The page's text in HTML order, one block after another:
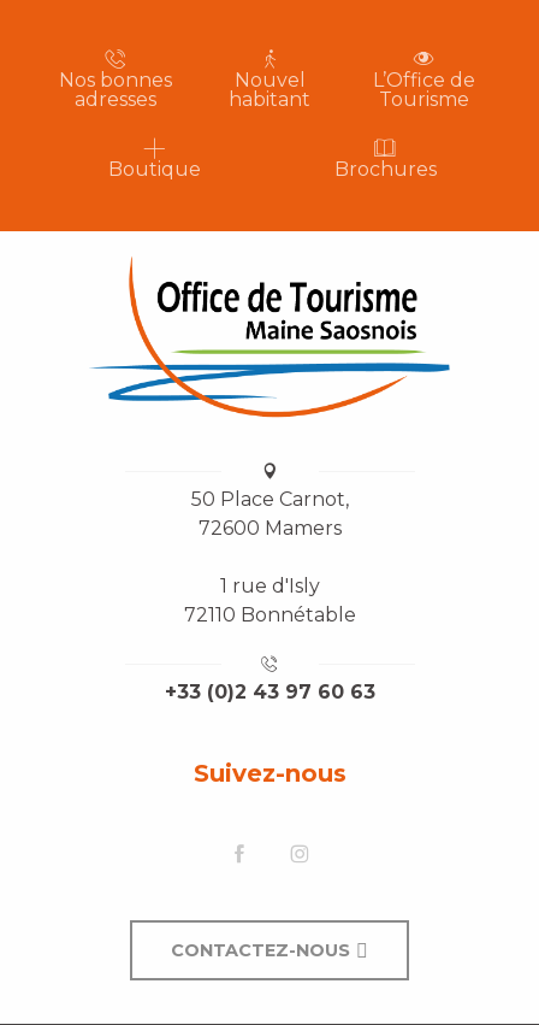
Nos bonnes
adresses
Nouvel
habitant
L’Office de
Tourisme
Boutique Brochures
50 Place Carnot,
72600 Mamers
1 rue d'Isly
72110 Bonnétable
+33 (0)2 43 97 60 63
Suivez-nous
CONTACTEZ-NOUS